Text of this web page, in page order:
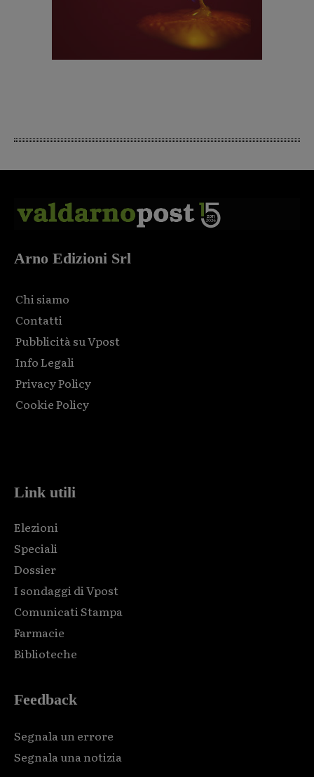
Arno Edizioni Srl
Chi siamo
Contatti
Pubblicità su Vpost
Info Legali
Privacy Policy
Cookie Policy
Link utili
Elezioni
Speciali
Dossier
I sondaggi di Vpost
Comunicati Stampa
Farmacie
Biblioteche
Feedback
Segnala un errore
Segnala una notizia